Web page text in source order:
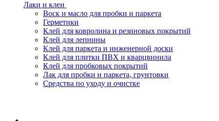
Лаки и клеи
Воск и масло для пробки и паркета
Герметики
Клей для ковролина и резиновых покрытий
Клей для лепнины
Клей для паркета и инженерной доски
Клей для плитки ПВХ и кварцвинила
Клей для пробковых покрытий
Лак для пробки и паркета, грунтовки
Средства по уходу и очистке